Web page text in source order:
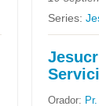
Series:
Orador: